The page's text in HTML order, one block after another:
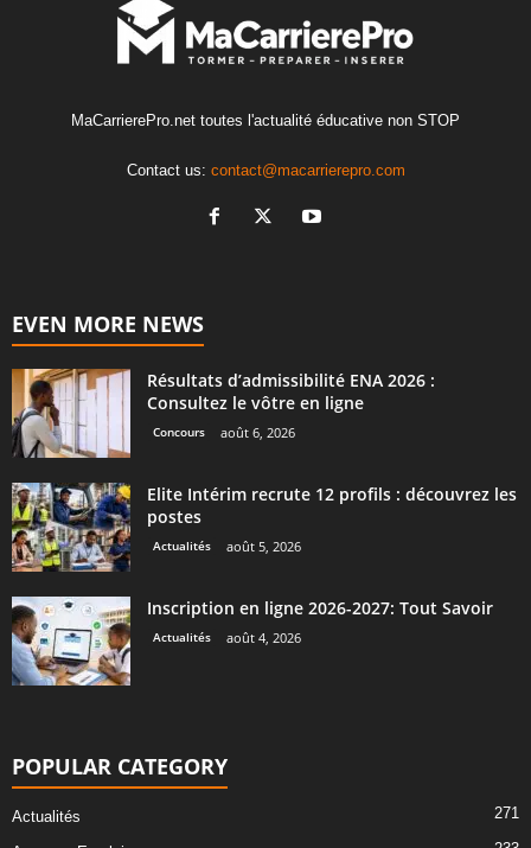
MaCarrierePro.net toutes l'actualité éducative non STOP
Contact us: contact@macarrierepro.com
EVEN MORE NEWS
Résultats d’admissibilité ENA 2026 :
Consultez le vôtre en ligne
Concours août 6, 2026
Elite Intérim recrute 12 profils : découvrez les
postes
Actualités août 5, 2026
Inscription en ligne 2026-2027: Tout Savoir
Actualités août 4, 2026
POPULAR CATEGORY
Actualités 271